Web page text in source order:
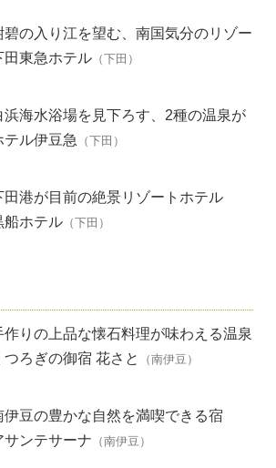
碧の入り江を望む、南国気分のリゾー
ホテル
田東急ホテル （下田）
浜海水浴場を見下ろす、2種の温泉が
しめるホテル
テル伊豆急 （下田）
田港が目前の絶景リゾートホテル
船ホテル （下田）
作りの上品な懐石料理が味わえる温泉
つろぎの御宿 花さと （南伊豆）
伊豆の豊かな自然を満喫できる宿
サンテサーナ （南伊豆）